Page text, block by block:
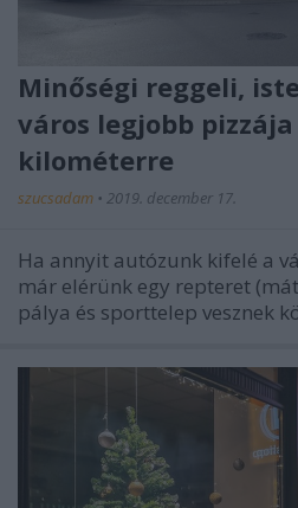
Minőségi reggeli,
város legjobb
kilométerre
szucsadam • 2019. december 17.
Ha annyit autózunk kifelé a
már elérünk egy repteret
pálya és sporttelep vesznek